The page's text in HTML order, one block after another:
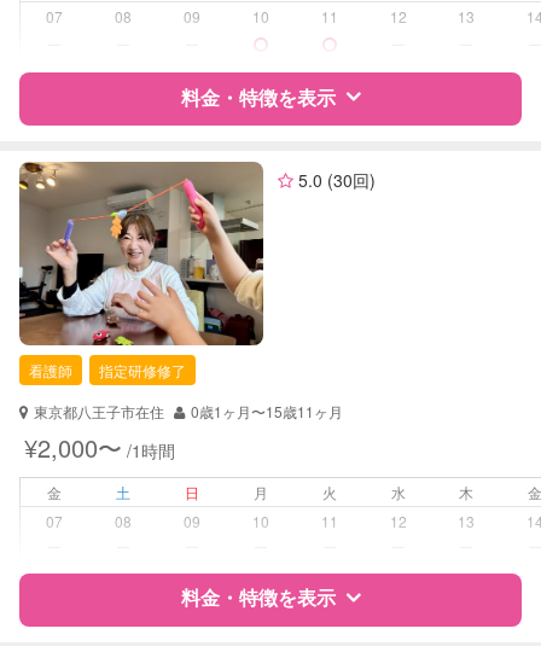
対応可否は個別に相談
なし
定期予約 可能
お子様の撮影
（定期特典）
対応不可
07
08 09 10 11 12 13
料金・特徴を表示
特徴 料金 レビュー
サポートの特徴
資格
企業型割引対象(旧内閣府補助対象)
自治体届出済ベビーシッター
保育士
お泊まり保育
対応可否は個別に相談
5.0 (30回)
看護師
指定研修修了
東京都八王子市在住
0歳1ヶ月〜15歳11ヶ月
¥2,000〜 /1時間
金 土 日 月 火 水 木
07
08 09 10 11 12 13
料金・特徴を表示